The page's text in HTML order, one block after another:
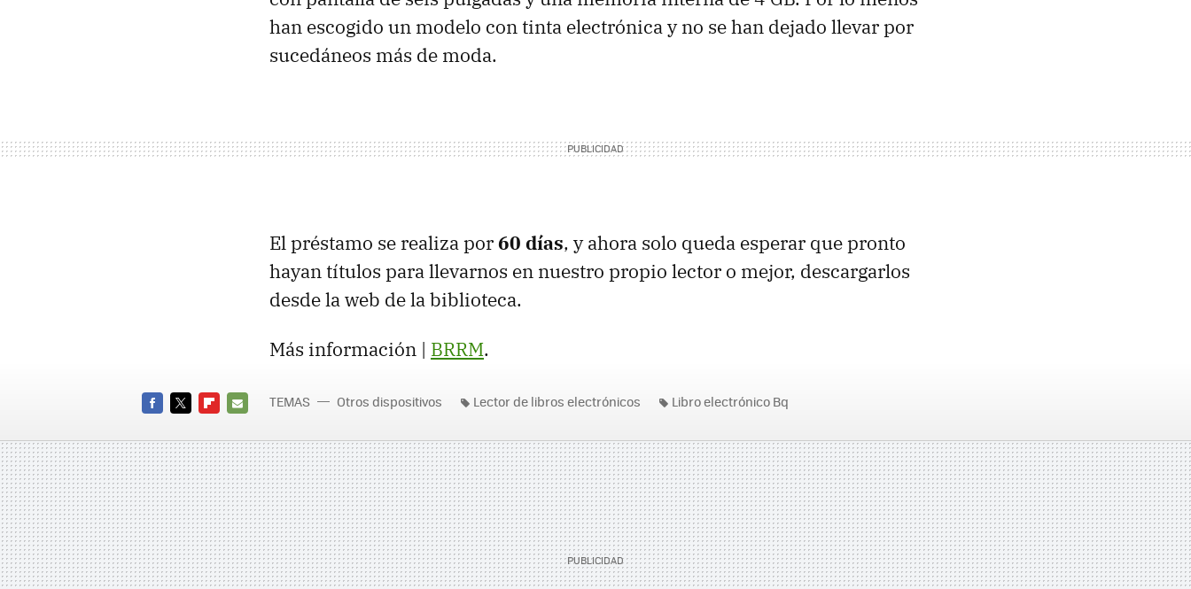
han escogido un modelo con tinta electrónica y no se han dejado llevar por
sucedáneos más de moda.
El préstamo se realiza por60 días, y ahora solo queda esperar que pronto
hayan títulos para llevarnos en nuestro propio lector o mejor, descargarlos
desde la web de la biblioteca.
Más información | BRRM.
MAIL
TEMAS Otros dispositivos Lector de libros electrónicos Libro electrónico Bq